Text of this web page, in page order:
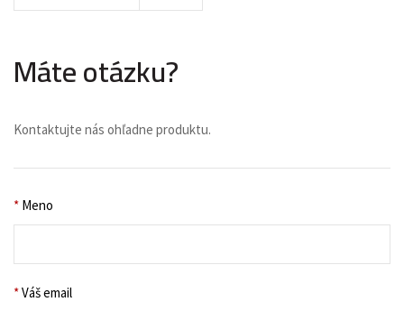
Máte otázku?
Kontaktujte nás ohľadne produktu.
* Meno
*Váš email